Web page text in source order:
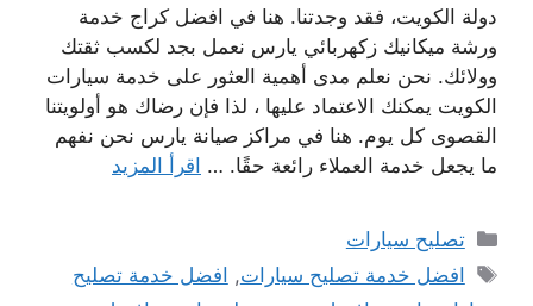
دولة الكويت، فقد وجدتنا. هنا في افضل كراج خدمة
ورشة ميكانيك زكهربائي يارس نعمل بجد لكسب ثقتك
وولائك. نحن نعلم مدى أهمية العثور على خدمة سيارات
الكويت يمكنك الاعتماد عليها ، لذا فإن رضاك ​​هو أولويتنا
القصوى كل يوم. هنا في مراكز صيانة يارس نحن نفهم
ما يجعل خدمة العملاء رائعة حقًا. … اقرأ المزيد
التصنيفات
تصليح سيارات
الوسوم
افضل خدمة تصليح سيارات, افضل خدمة تصليح